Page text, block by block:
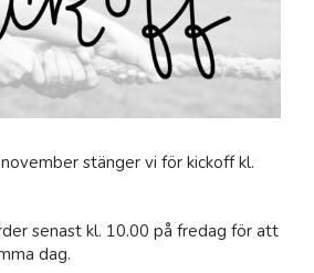
stänger vi för kickoff kl.
senast kl. 10.00 på fredag för att
dag.